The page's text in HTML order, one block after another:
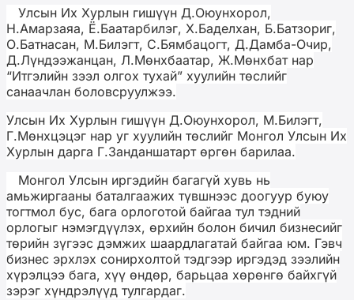
Улсын Их Хурлын гишүүн Д.Оюунхорол,
Н.Амарзаяа, Ё.Баатарбилэг, Х.Баделхан, Б.Батзориг,
О.Батнасан, М.Билэгт, С.Бямбацогт, Д.Дамба-Очир,
Д.Лүндээжанцан, Л.Мөнхбаатар, Ж.Мөнхбат нар
“Итгэлийн зээл олгох тухай” хуулийн төслийг
санаачлан боловсруулжээ.
Улсын Их Хурлын гишүүн Д.Оюунхорол, М.Билэгт,
Г.Мөнхцэцэг нар уг хуулийн төслийг Монгол Улсын Их
Хурлын дарга Г.Занданшатарт өргөн барилаа.
Монгол Улсын иргэдийн багагүй хувь нь
амьжиргааны баталгаажих түвшнээс доогуур буюу
тогтмол бус, бага орлоготой байгаа тул тэдний
орлогыг нэмэгдүүлэх, өрхийн болон бичил бизнесийг
төрийн зүгээс дэмжих шаардлагатай байгаа юм. Гэвч
бизнес эрхлэх сонирхолтой тэдгээр иргэдэд зээлийн
хүрэлцээ бага, хүү өндөр, барьцаа хөрөнгө байхгүй
зэрэг хүндрэлүүд тулгардаг.